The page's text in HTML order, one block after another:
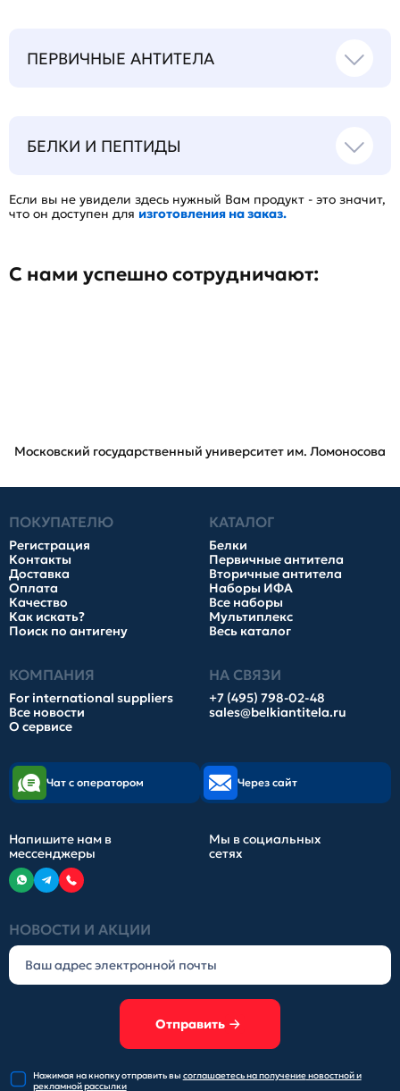
ПЕРВИЧНЫЕ АНТИТЕЛА
БЕЛКИ И ПЕПТИДЫ
Если вы не увидели здесь нужный Вам продукт - это значит,
что он доступен для изготовления на заказ.
С нами успешно сотрудничают:
Московский государственный университет им. Ломоносова
ПОКУПАТЕЛЮ
Регистрация
Контакты
Доставка
Оплата
Качество
Как искать?
Поиск по антигену
КАТАЛОГ
Белки
Первичные антитела
Вторичные антитела
Наборы ИФА
Все наборы
Мультиплекс
Весь каталог
КОМПАНИЯ
For international suppliers
Все новости
О сервисе
НА СВЯЗИ
+7 (495) 798-02-48
sales@belkiantitela.ru
НОВОСТИ И АКЦИИ
Отправить
Нажимая на кнопку отправитьвы соглашаетесь на получениеновостной и
рекламной рассылки
Чат с оператором Через сайт
Напишите нам в
мессенджеры
Мы в социальных
сетях